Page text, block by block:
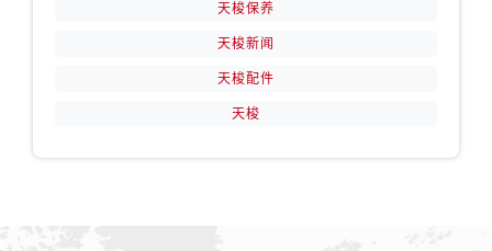
天梭保养
天梭新闻
天梭配件
天梭